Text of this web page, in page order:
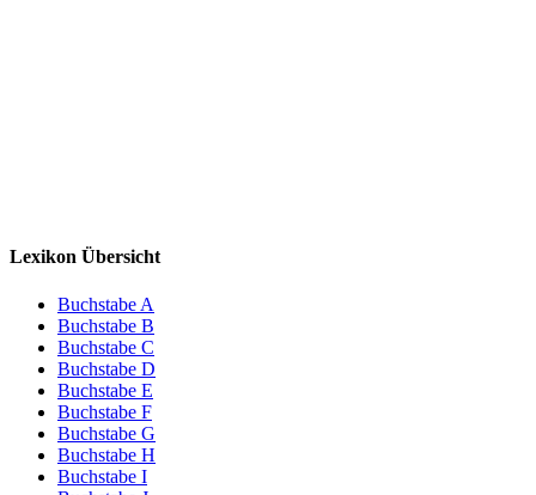
Lexikon Übersicht
Buchstabe A
Buchstabe B
Buchstabe C
Buchstabe D
Buchstabe E
Buchstabe F
Buchstabe G
Buchstabe H
Buchstabe I